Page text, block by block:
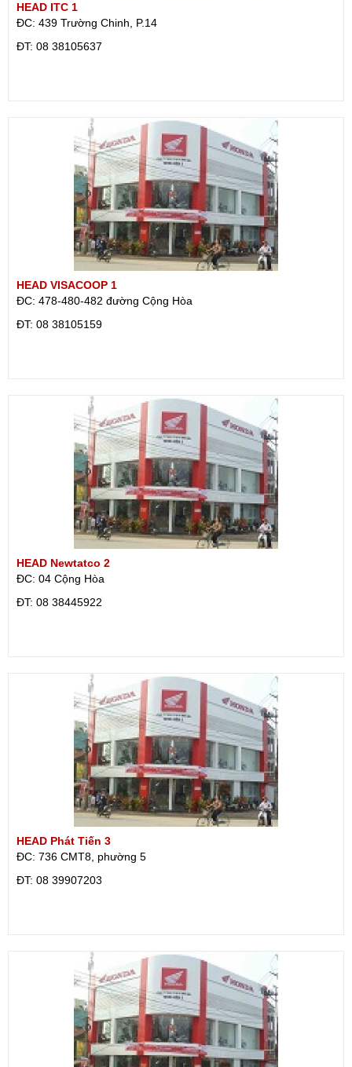
HEAD ITC 1
ĐC: 439 Trường Chinh, P.14
ÐT: 08 38105637
HEAD VISACOOP 1
ĐC: 478-480-482 đường Cộng Hòa
ÐT: 08 38105159
HEAD Newtatco 2
ĐC: 04 Cộng Hòa
ÐT: 08 38445922
HEAD Phát Tiến 3
ĐC: 736 CMT8, phường 5
ÐT: 08 39907203